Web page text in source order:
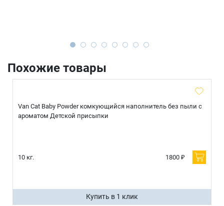
Похожие товары
Van Cat Baby Powder комкующийся наполнитель без пыли с
ароматом Детской присыпки
10 кг. 1800 ₽
Купить в 1 клик